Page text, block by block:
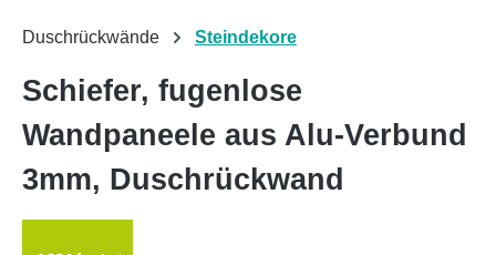
Duschrückwände Steindekore
Schiefer, fugenlose
Wandpaneele aus Alu-Verbund
3mm, Duschrückwand